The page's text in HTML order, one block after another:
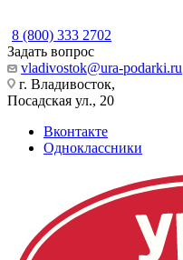
8 (800) 333 2702
Задать вопрос
vladivostok@ura-podarki.ru
г. Владивосток,
Посадская ул., 20
Вконтакте
Одноклассники